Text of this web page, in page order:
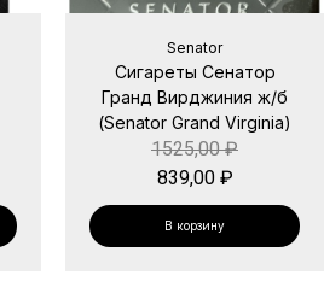
Senator
Сигареты Сенатор
Гранд Вирджиния ж/б
(Senator Grand Virginia)
1525,00₽
839,00 ₽
В корзину